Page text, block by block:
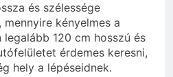
és szélessége
kényelmes a
120 cm hosszú és
érdemes keresni,
hely a lépéseidnek.